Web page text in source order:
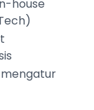
house
mengatur